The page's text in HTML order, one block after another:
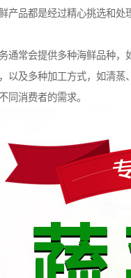
产品都是经过精心挑选和处
通常会提供多种海鲜品种，
以及多种加工方式，如清蒸
同消费者的需求。